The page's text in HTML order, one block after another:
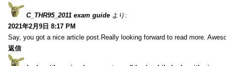
C_THR95_2011 exam guide より:
2021年2月9日 8:17 PM
Say, you got a nice article post.Really looking forward to read more.
返信